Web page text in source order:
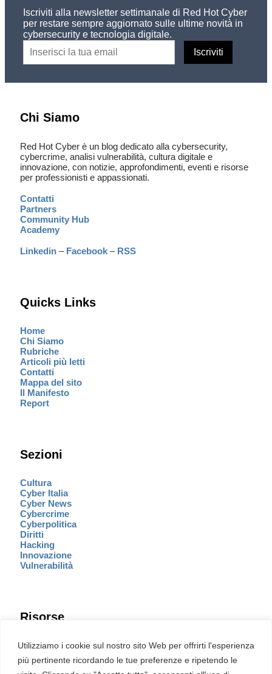
Utilizziamo i cookie sul nostro sito Web per offrirti l'esperienza
più pertinente ricordando le tue preferenze e ripetendo le
Iscriviti alla newsletter settimanale di Red Hot Cyber
per restare sempre aggiornato sulle ultime novità in
cybersecurity e tecnologia digitale.
Chi Siamo
Red Hot Cyber è un blog dedicato alla cybersecurity,
cybercrime, analisi vulnerabilità, cultura digitale e
innovazione, con notizie, approfondimenti, eventi e risorse
per professionisti e appassionati.
Contatti
Partners
Community Hub
Academy
Linkedin – Facebook – RSS
Quicks Links
Home
Chi Siamo
Rubriche
Articoli più letti
Contatti
Mappa del sito
Il Manifesto
Report
Sezioni
Cultura
Cyber Italia
Cyber News
Cybercrime
Cyberpolitica
Diritti
Hacking
Innovazione
Vulnerabilità
Risorse
Eventi
Fumetto Cyber
Newsletter